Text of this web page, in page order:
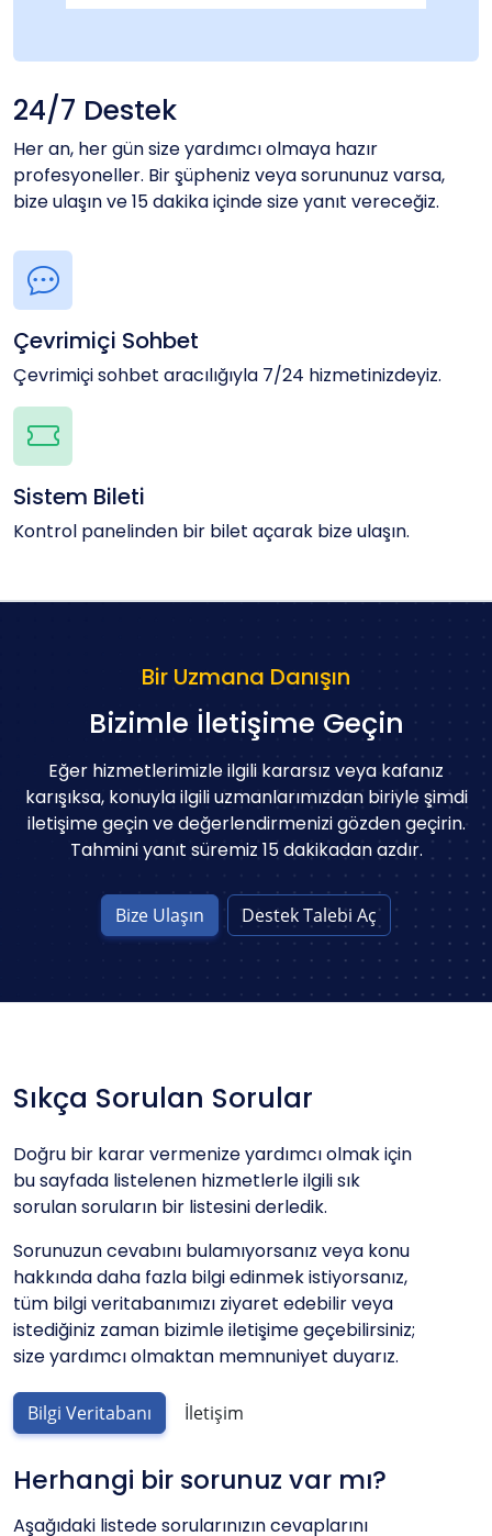
24/7 Destek
Her an, her gün size yardımcı olmaya hazır
profesyoneller. Bir şüpheniz veya sorununuz varsa,
bize ulaşın ve 15 dakika içinde size yanıt vereceğiz.
Çevrimiçi Sohbet
Çevrimiçi sohbet aracılığıyla 7/24 hizmetinizdeyiz.
Sistem Bileti
Kontrol panelinden bir bilet açarak bize ulaşın.
Bir Uzmana Danışın
Bizimle İletişime Geçin
Eğer hizmetlerimizle ilgili kararsız veya kafanız
karışıksa, konuyla ilgili uzmanlarımızdan biriyle şimdi
iletişime geçin ve değerlendirmenizi gözden geçirin.
Tahmini yanıt süremiz 15 dakikadan azdır.
Bize Ulaşın Destek Talebi Aç
Sıkça Sorulan Sorular
Doğru bir karar vermenize yardımcı olmak için
bu sayfada listelenen hizmetlerle ilgili sık
sorulan soruların bir listesini derledik.
Sorunuzun cevabını bulamıyorsanız veya konu
hakkında daha fazla bilgi edinmek istiyorsanız,
tüm bilgi veritabanımızı ziyaret edebilir veya
istediğiniz zaman bizimle iletişime geçebilirsiniz;
size yardımcı olmaktan memnuniyet duyarız.
Bilgi Veritabanı İletişim
Herhangi bir sorunuz var mı?
Aşağıdaki listede sorularınızın cevaplarını